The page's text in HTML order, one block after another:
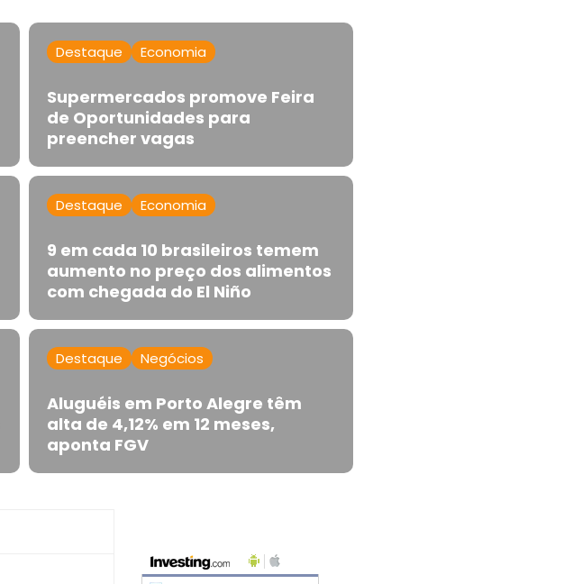
Destaque Economia
Supermercados promove Feira
de Oportunidades para
preencher vagas
Destaque Economia
9 em cada 10 brasileiros temem
aumento no preço dos alimentos
com chegada do El Niño
Destaque Negócios
Aluguéis em Porto Alegre têm
alta de 4,12% em 12 meses,
aponta FGV